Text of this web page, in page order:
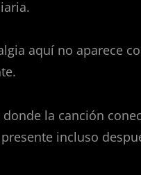
aquí no aparece
donde la canción
incluso